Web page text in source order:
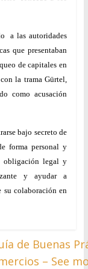
a las autoridades
que presentaban
de capitales en
la trama Gürtel,
como acusación
bajo secreto de
forma personal y
obligación legal y
y ayudar a
colaboración en
de Buenas
– See